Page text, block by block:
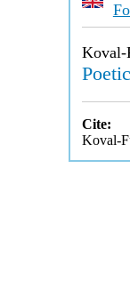
Koval-
Cite:
Koval-